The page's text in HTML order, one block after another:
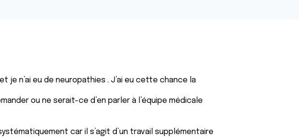
je n’ai eu de neuropathies . J’ai eu cette chance la
ou ne serait-ce d’en parler à l’équipe médicale
car il s’agit d’un travail supplémentaire